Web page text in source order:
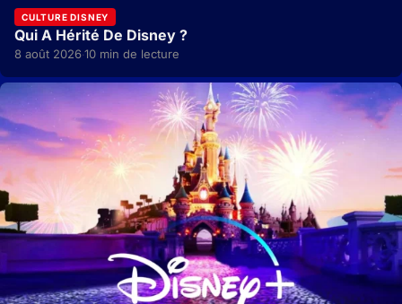
CULTURE DISNEY
Qui A Hérité De Disney ?
8 août 2026·10 min de lecture